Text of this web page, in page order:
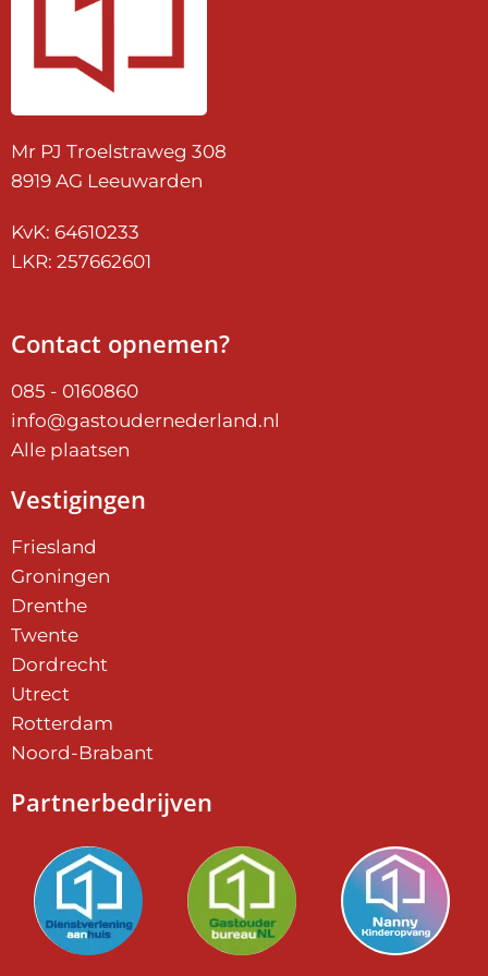
Mr PJ Troelstraweg 308
8919 AG Leeuwarden
KvK: 64610233
LKR: 257662601
Contact opnemen?
085 - 0160860
info@gastoudernederland.nl
Alle plaatsen
Vestigingen
Friesland
Groningen
Drenthe
Twente
Dordrecht
Utrect
Rotterdam
Noord-Brabant
Partnerbedrijven